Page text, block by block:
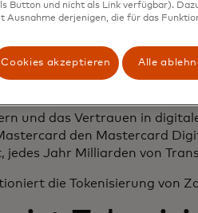
Zahlungen sind heute
Einzelhandelsumsätze auf
und das Vertrauen in
den Mastercard
jedes Jahr Milliarden von
die Tokenisierung von
Button und nicht als Link verfügbar).
Ausnahme derjenigen, die für das
Cookies akzeptieren Alle